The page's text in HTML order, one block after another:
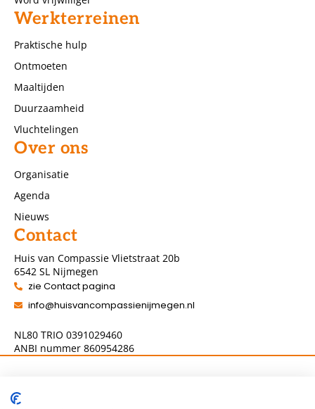
Werkterreinen
Praktische hulp
Ontmoeten
Maaltijden
Duurzaamheid
Vluchtelingen
Over ons
Organisatie
Agenda
Nieuws
Contact
Huis van Compassie Vlietstraat 20b
6542 SL Nijmegen
zie Contact pagina
info@huisvancompassienijmegen.nl
NL80 TRIO 0391029460
ANBI nummer 860954286
Volg ons